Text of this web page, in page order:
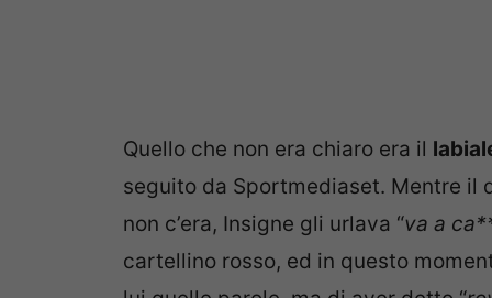
Quello che non era chiaro era il
seguito da Sportmediaset. Mentre
non c’era, Insigne gli urlava “va a
cartellino rosso, ed in questo